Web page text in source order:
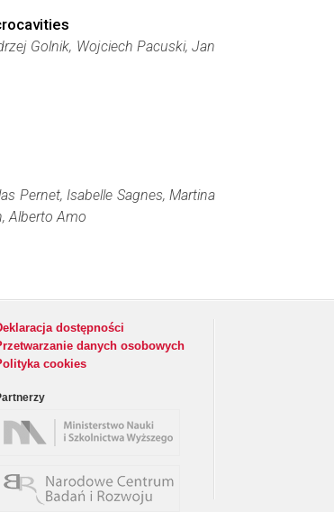
Golnik, Wojciech Pacuski, Jan
Pernet, Isabelle Sagnes, Martina
Alberto Amo
dostępności
danych osobowych
cookies